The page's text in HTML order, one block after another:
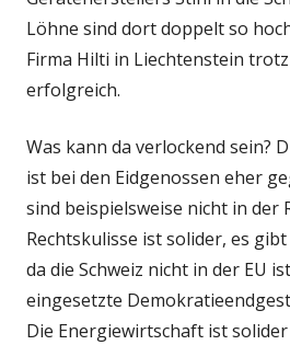
Löhne sind dort doppelt so
Firma Hilti in Liechtenstein
erfolgreich.
Was kann da verlockend sein?
ist bei den Eidgenossen eher
sind beispielsweise nicht in der
Rechtskulisse ist solider, es
da die Schweiz nicht in der EU
eingesetzte
Die Energiewirtschaft ist